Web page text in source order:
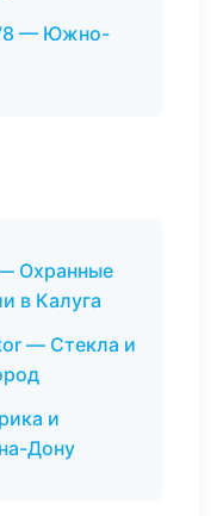
— Южно-
— Охранные
в Калуга
— Стекла и
и
Дону